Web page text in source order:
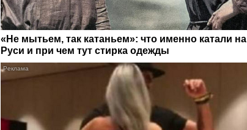
«Не мытьем, так катаньем»: что именно катали на
Руси и при чем тут стирка одежды